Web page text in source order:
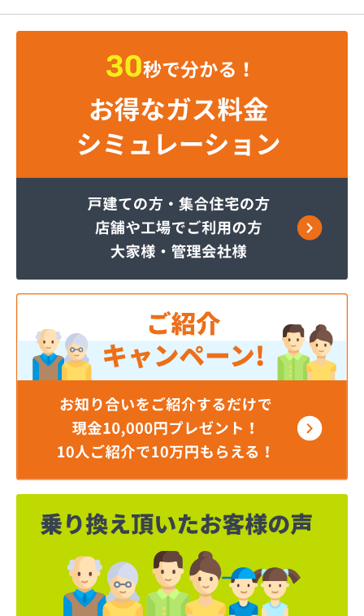
横川食販株式会社一里販売所
河原実業株式会社 藤岡営業所
株式会社JAエルサポート LPガス総合センター
株式会社JAエルサポート じゃすぽーと真岡SS
株式会社JAエルサポート 県東支店
株式会社JAエルサポート 日光営業所
株式会社JAエルサポート
株式会社JAエルサポート 県北支店
株式会社MIKANE
株式会社TOKAI 小山支店
株式会社TOKAI 那須支店
株式会社あいづや
株式会社イイジマ
株式会社エコファースト
株式会社エス・ケーガス
株式会社エネサンスサービス
株式会社エルピオ 宇都宮営業所
株式会社オオイデ
株式会社ガスパル 宇都宮販売所
株式会社ガスパル 那須販売所
株式会社キクチ
株式会社クレックス 宇都宮営業所
株式会社クレックス 那須塩原営業所
株式会社グローバルエナジー